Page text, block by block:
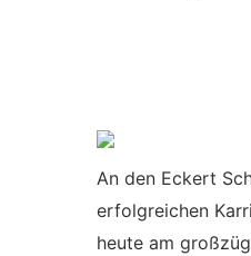
An den Eckert
erfolgreichen
heute am